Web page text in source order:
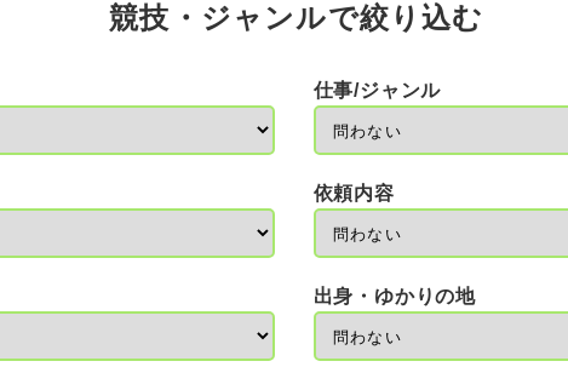
競技・ジャンルで絞り込む
仕事/ジャンル
依頼内容
出身・ゆかりの地